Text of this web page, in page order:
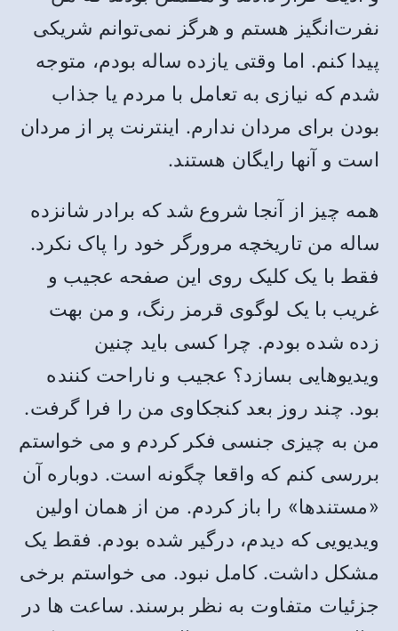
نفرت‌انگیز هستم و هرگز نمی‌توانم شریکی
پیدا کنم. اما وقتی یازده ساله بودم، متوجه
شدم که نیازی به تعامل با مردم یا جذاب
بودن برای مردان ندارم. اینترنت پر از مردان
است و آنها رایگان هستند.
همه چیز از آنجا شروع شد که برادر شانزده
ساله من تاریخچه مرورگر خود را پاک نکرد.
فقط با یک کلیک روی این صفحه عجیب و
غریب با یک لوگوی قرمز رنگ، و من بهت
زده شده بودم. چرا کسی باید چنین
ویدیوهایی بسازد؟ عجیب و ناراحت کننده
بود. چند روز بعد کنجکاوی من را فرا گرفت.
من به چیزی جنسی فکر کردم و می خواستم
بررسی کنم که واقعا چگونه است. دوباره آن
«مستندها» را باز کردم. من از همان اولین
ویدیویی که دیدم، درگیر شده بودم. فقط یک
مشکل داشت. کامل نبود. می خواستم برخی
جزئیات متفاوت به نظر برسند. ساعت ها در